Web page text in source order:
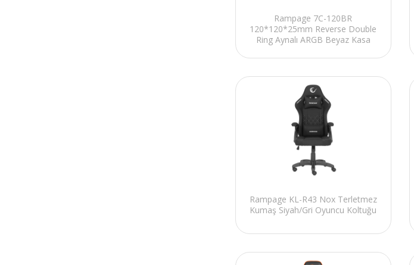
Rampage 7C-120BR
120*120*25mm Reverse Double
Ring Aynalı ARGB Beyaz Kasa
Rampage KL-R43 Nox Terletmez
Kumaş Siyah/Gri Oyuncu Koltuğu